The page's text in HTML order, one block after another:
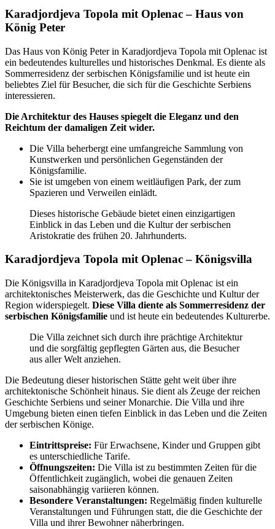
Karadjordjeva Topola mit Oplenac – Haus von
König Peter
Das Haus von König Peter in Karadjordjeva Topola mit Oplenac ist
ein bedeutendes kulturelles und historisches Denkmal. Es diente als
Sommerresidenz der serbischen Königsfamilie und ist heute ein
beliebtes Ziel für Besucher, die sich für die Geschichte Serbiens
interessieren.
Die Architektur des Hauses spiegelt die Eleganz und den
Reichtum der damaligen Zeit wider.
Die Villa beherbergt eine umfangreiche Sammlung von
Kunstwerken und persönlichen Gegenständen der
Königsfamilie.
Sie ist umgeben von einem weitläufigen Park, der zum
Spazieren und Verweilen einlädt.
Dieses historische Gebäude bietet einen einzigartigen
Einblick in das Leben und die Kultur der serbischen
Aristokratie des frühen 20. Jahrhunderts.
Karadjordjeva Topola mit Oplenac – Königsvilla
Die Königsvilla in Karadjordjeva Topola mit Oplenac ist ein
architektonisches Meisterwerk, das die Geschichte und Kultur der
Region widerspiegelt. Diese Villa diente als Sommerresidenz der
serbischen Königsfamilie und ist heute ein bedeutendes Kulturerbe.
Die Villa zeichnet sich durch ihre prächtige Architektur
und die sorgfältig gepflegten Gärten aus, die Besucher
aus aller Welt anziehen.
Die Bedeutung dieser historischen Stätte geht weit über ihre
architektonische Schönheit hinaus. Sie dient als Zeuge der reichen
Geschichte Serbiens und seiner Monarchie. Die Villa und ihre
Umgebung bieten einen tiefen Einblick in das Leben und die Zeiten
der serbischen Könige.
Eintrittspreise: Für Erwachsene, Kinder und Gruppen gibt
es unterschiedliche Tarife.
Öffnungszeiten: Die Villa ist zu bestimmten Zeiten für die
Öffentlichkeit zugänglich, wobei die genauen Zeiten
saisonabhängig variieren können.
Besondere Veranstaltungen: Regelmäßig finden kulturelle
Veranstaltungen und Führungen statt, die die Geschichte der
Villa und ihrer Bewohner näherbringen.